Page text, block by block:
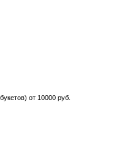
от 10000 руб.